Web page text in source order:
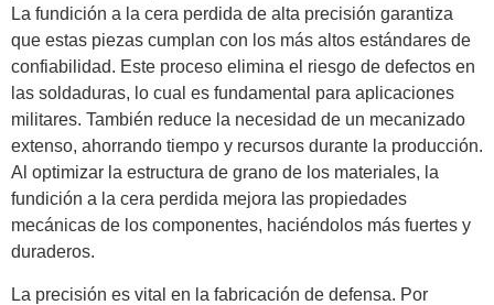
La fundición a la cera perdida de alta precisión garantiza
que estas piezas cumplan con los más altos estándares de
confiabilidad. Este proceso elimina el riesgo de defectos en
las soldaduras, lo cual es fundamental para aplicaciones
militares. También reduce la necesidad de un mecanizado
extenso, ahorrando tiempo y recursos durante la producción.
Al optimizar la estructura de grano de los materiales, la
fundición a la cera perdida mejora las propiedades
mecánicas de los componentes, haciéndolos más fuertes y
duraderos.
La precisión es vital en la fabricación de defensa. Por